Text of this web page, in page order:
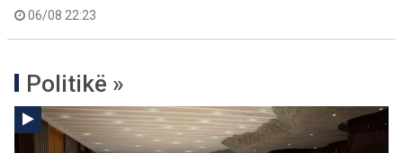
06/08 22:23
Politikë »